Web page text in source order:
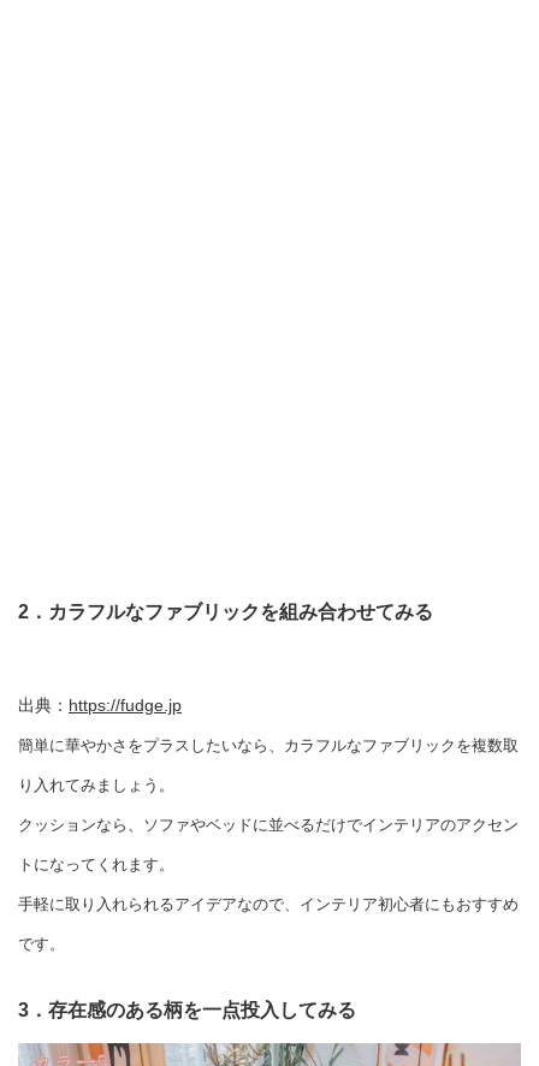
2．カラフルなファブリックを組み合わせてみる
出典： https://fudge.jp
簡単に華やかさをプラスしたいなら、カラフルなファブリックを複数取
り入れてみましょう。
クッションなら、ソファやベッドに並べるだけでインテリアのアクセン
トになってくれます。
手軽に取り入れられるアイデアなので、インテリア初心者にもおすすめ
です。
3．存在感のある柄を一点投入してみる